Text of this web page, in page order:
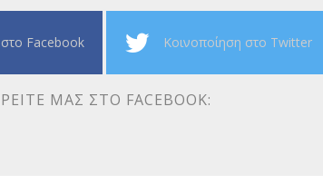
Facebook Κοινοποίηση στο Twitter
ΜΑΣ ΣΤΟ FACEBOOK: